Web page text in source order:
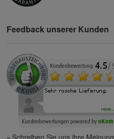
Feedback unserer Kunden
Schreiben Sie uns ihre Meinung